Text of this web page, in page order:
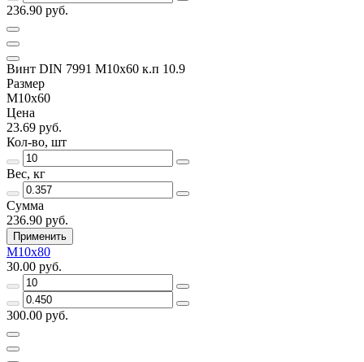
236.90 руб.
Винт DIN 7991 M10x60 к.п 10.9
Размер
M10x60
Цена
23.69 руб.
Кол-во, шт
Вес, кг
Сумма
236.90 руб.
Применить
M10x80
30.00 руб.
300.00 руб.